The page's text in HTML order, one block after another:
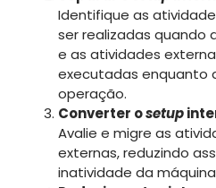
Identifique as
ser realizadas quando
e as atividades
executadas enquanto
operação.
Converter osetup
Avalie e migre as
externas, reduzindo
inatividade da